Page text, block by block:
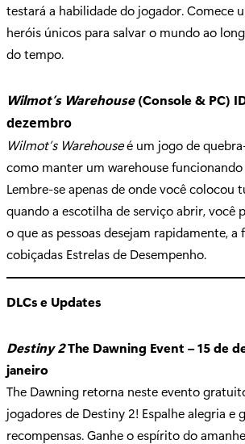
testará a habilidade do jogador. Comece
heróis únicos para salvar o mundo ao
do tempo.
Wilmot’s Warehouse(Console & PC)
dezembro
Wilmot’s Warehouseé um jogo de
como manter um warehouse
Lembre-se apenas de onde você colocou
quando a escotilha de serviço abrir, você
o que as pessoas desejam rapidamente, a
cobiçadas Estrelas de Desempenho.
DLCs e Updates
Destiny 2The Dawning Event – 15 de
janeiro
The Dawning retorna neste evento
jogadores de Destiny 2! Espalhe alegria e
recompensas. Ganhe o espírito do